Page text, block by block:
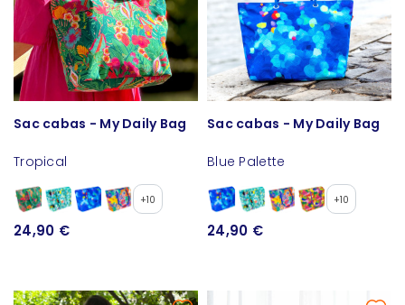
Sac cabas - My Daily Bag
Tropical
+10
24,90 €
Sac cabas - My Daily Bag
Blue Palette
+10
24,90 €